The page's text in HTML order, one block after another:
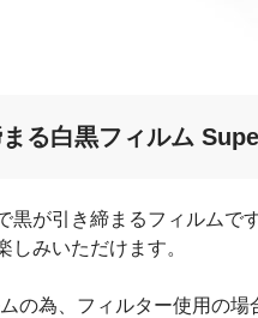
る白黒フィルム
が引き締まるフィルムです
みいただけます。
の為、フィルター使用の場